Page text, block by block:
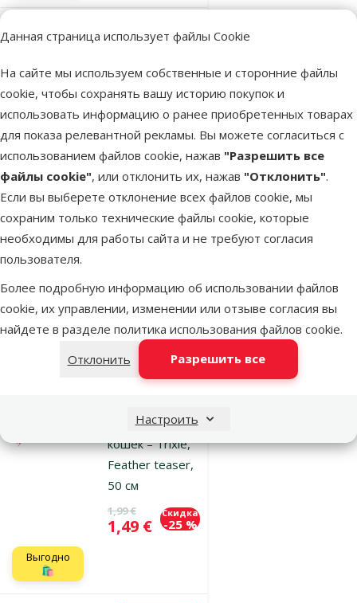
Данная страница использует файлы Cookie
На сайте мы используем собственные и сторонние файлы
cookie, чтобы сохранять вашу историю покупок и
использовать информацию о ранее приобретенных товарах
для показа релевантной рекламы. Вы можете согласиться с
использованием файлов cookie, нажав "Разрешить все
файлы cookie", или отклонить их, нажав "Отклонить".
Если вы выберете отклонение всех файлов cookie, мы
сохраним только технические файлы cookie, которые
необходимы для работы сайта и не требуют согласия
пользователя.
Более подробную информацию об использовании файлов
cookie, их управлении, изменении или отзыве согласия вы
найдете в разделе политика использования файлов cookie.
Отклонить
Разрешить все
Настроить
В наличии В корзину
Игрушка для
кошек – Trixie,
Kitty-Dangler,
with fur mouse,
50 см
Оценка 0%
Исходная цена
Цена
2,24 €
Скидка
-25 %
🛍️
В наличии
Игрушка для
кошек – Trixie,
Feather teaser,
50 см
Исходная цена
1,99 €
Цена
1,49 €
Скидка
-25 %
Выгодно
🛍️